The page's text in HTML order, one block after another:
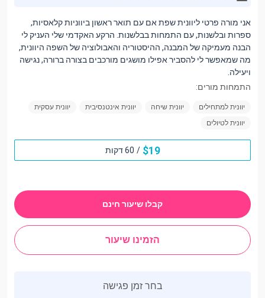
אני מורה פרטי ליוונית שפת אם עם תואר ראשון ביווניות קלאסיות,
ספרות ובלשנות, עם התמחות בבלשנות. הרקע האקדמי שלי העניק לי
הבנה מעמיקה של המבנה, ההיסטוריה והאבולוציה של השפה היוונית,
מה שמאפשר לי להסביר אפילו מושגים מורכבים בצורה ברורה, נגישה
ויעילה.
התמחות מורים:
יוונית למתחילים יוונית שיחה יוונית אינטנסיבית
יוונית עסקית
יוונית לטיולים
19
$
/ 60 דקות
קבלו שיעור חינם
הזמינו שיעור
בחר זמן פגישה